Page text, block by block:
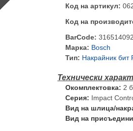
Код на артикул:
Код на
BarCode:
Марка: Bosch
Тип: Накрайник бит
Окомплектовка: 2
Серия: Impact
Вид на шлица/
Вид на